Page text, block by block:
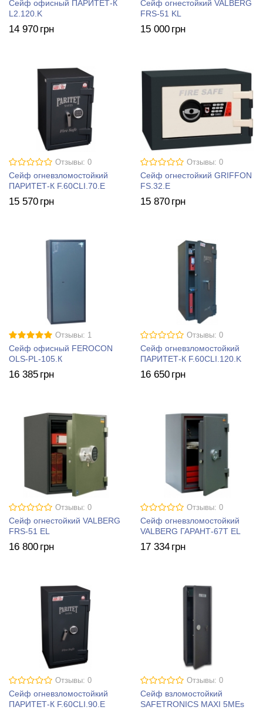
Сейф офисный ПАРИТЕТ-К
L2.120.K
14 970 грн
Сейф огнестойкий VALBERG
FRS-51 KL
15 000 грн
Отзывы: 0
Сейф огневзломостойкий
ПАРИТЕТ-К F.60CLI.70.E
15 570 грн
Отзывы: 0
Сейф огнестойкий GRIFFON
FS.32.E
15 870 грн
Отзывы: 1
Сейф офисный FEROCON
OLS-PL-105.К
16 385 грн
Отзывы: 0
Сейф огневзломостойкий
ПАРИТЕТ-К F.60CLI.120.K
16 650 грн
Отзывы: 0
Сейф огнестойкий VALBERG
FRS-51 EL
16 800 грн
Отзывы: 0
Сейф огневзломостойкий
VALBERG ГАРАНТ-67T EL
17 334 грн
Отзывы: 0
Сейф огневзломостойкий
ПАРИТЕТ-К F.60CLI.90.E
Отзывы: 0
Сейф взломостойкий
SAFETRONICS MAXI 5MЕs